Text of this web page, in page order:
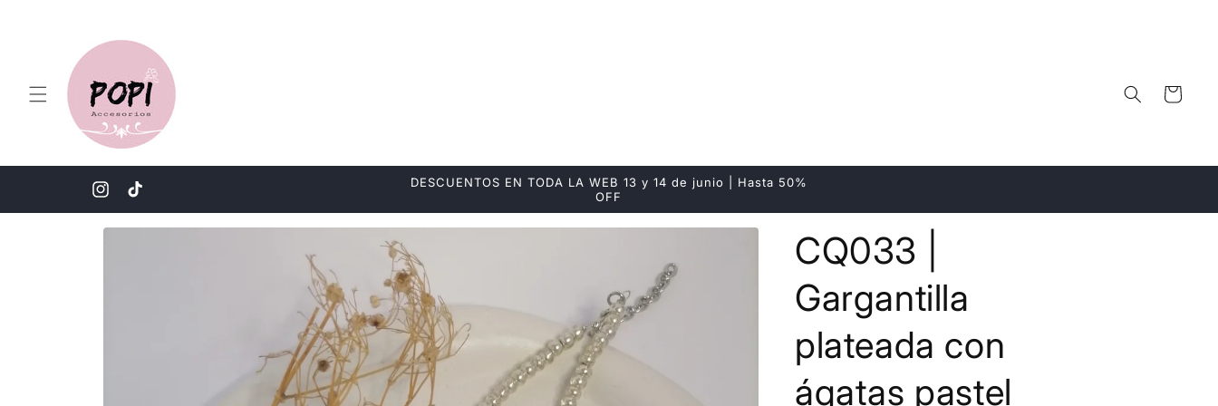
Carrito
Instagram
TikTok
DESCUENTOS EN TODA LA WEB 13 y 14 de junio | Hasta 50%
OFF
Ir
directamente
CQ033 |
Gargantilla
plateada con
ágatas pastel